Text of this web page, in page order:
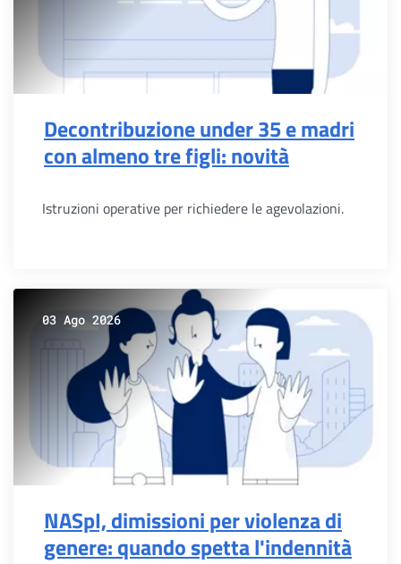
Decontribuzione under 35 e madri
con almeno tre figli: novità
Istruzioni operative per richiedere le agevolazioni.
03 Ago 2026
NASpI, dimissioni per violenza di
genere: quando spetta l'indennità